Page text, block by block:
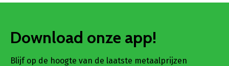
Download onze app!
Blijf op de hoogte van de laatste metaalprijzen